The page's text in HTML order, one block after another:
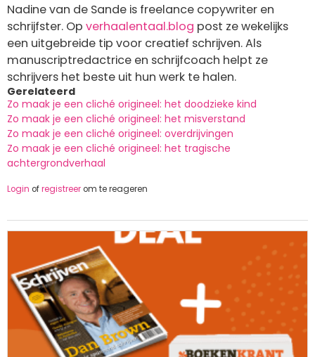
Nadine van de Sande is freelance copywriter en
schrijfster. Op verhaalentaal.blog post ze wekelijks
een uitgebreide tip voor creatief schrijven. Als
manuscriptredactrice en schrijfcoach helpt ze
schrijvers het beste uit hun werk te halen.
Gerelateerd
Zo maak je een cliché origineel: het doodzieke kind
Zo maak je een cliché origineel: het misverstand
Zo maak je een cliché origineel: overdrijvingen
Zo maak je een cliché origineel: het tragische
achtergrondverhaal
Login ofregistreerom te reageren